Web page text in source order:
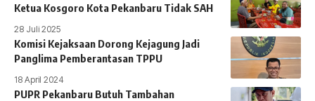
Ketua Kosgoro Kota Pekanbaru Tidak SAH
28 Juli 2025
Komisi Kejaksaan Dorong Kejagung Jadi
Panglima Pemberantasan TPPU
18 April 2024
PUPR Pekanbaru Butuh Tambahan